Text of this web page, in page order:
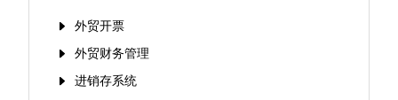
外贸开票
外贸财务管理
进销存系统